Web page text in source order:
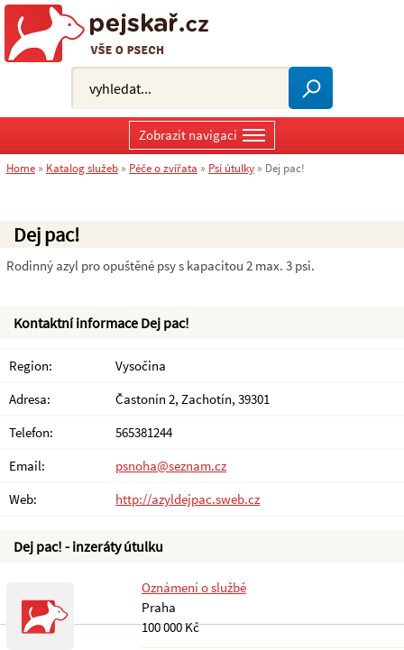
Dej pac!
Rodinný azyl pro opuštěné psy s kapacitou 2 max. 3 psi.
Kontaktní informace Dej pac!
Region:
Vysočina
Adresa:
Častonín 2, Zachotín, 39301
Telefon:
565381244
Email:
psnoha@seznam.cz
Web:
http://azyldejpac.sweb.cz
Dej pac! - inzeráty útulku
Oznámení o službě
Praha
100 000 Kč
Zobrazit navigaci
Home » Katalog služeb » Péče o zvířata » Psí útulky » Dej pac!